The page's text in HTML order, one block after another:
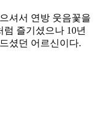
셔서 연방 웃음꽃을
즐기셨으나 10년
셨던 어르신이다.